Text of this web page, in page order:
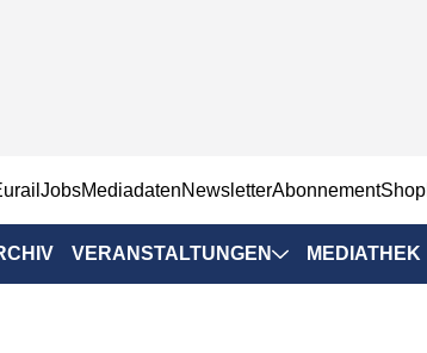
MediadatenNewsletterAbonnementShop
VERANSTALTUNGEN MEDIATHEK